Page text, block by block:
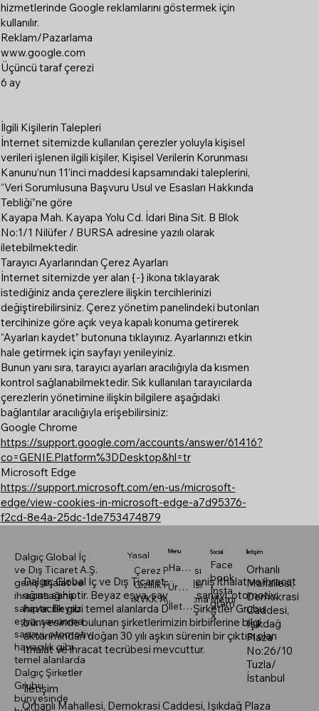
hizmetlerinde Google reklamlarını göstermek için
kullanılır.
Reklam/Pazarlama
www.google.com
Üçüncü taraf çerezi
6 ay
İlgili Kişilerin Talepleri
İnternet sitemizde kullanılan çerezler yoluyla kişisel
verileri işlenen ilgili kişiler, Kişisel Verilerin Korunması
Kanunu’nun 11’inci maddesi kapsamındaki taleplerini,
“Veri Sorumlusuna Başvuru Usul ve Esasları Hakkında
Tebliği”ne göre
Kayapa Mah. Kayapa Yolu Cd. İdari Bina Sit. B Blok
No:1/1 Nilüfer / BURSA adresine yazılı olarak
iletebilmektedir.
Tarayıcı Ayarlarından Çerez Ayarları
İnternet sitemizde yer alan {-} ikona tıklayarak
istediğiniz anda çerezlere ilişkin tercihlerinizi
değiştirebilirsiniz. Çerez yönetim panelindeki butonları
tercihinize göre açık veya kapalı konuma getirerek
“Ayarları kaydet” butonuna tıklayınız. Ayarlarınızı etkin
hale getirmek için sayfayı yenileyiniz.
Bunun yanı sıra, tarayıcı ayarları aracılığıyla da kısmen
kontrol sağlanabilmektedir. Sık kullanılan tarayıcılarda
çerezlerin yönetimine ilişkin bilgilere aşağıdaki
bağlantılar aracılığıyla erişebilirsiniz:
Google Chrome
https://support.google.com/accounts/answer/61416?
co=GENIE.Platform%3DDesktop&hl=tr
Microsoft Edge
https://support.microsoft.com/en-us/microsoft-
edge/view-cookies-in-microsoft-edge-a7d95376-
f2cd-8e4a-25dc-1de753474879
Orhanlı Mahallesi, Demokrasi Caddesi, Işıkdağ Plaza
İletişim
Dalgıç Global İç
ve Dış Ticaret A.Ş.
geniş ithalat ve
ihracat ağına
sahiptir. Beyaz
eşya, savunma
sanayi, otomotiv,
havacılık gibi
temel alanlarda
Dalgıç Şirketler
Grubu
bünyesinde
Dalgıç Global İç ve Dış Ticaret A.Ş. geniş ithalat ve ihracat
ağına sahiptir. Beyaz eşya, savunma sanayi, otomotiv,
havacılık gibi temel alanlarda Dalgıç Şirketler Grubu
bünyesinde bulunan şirketlerimizin birbirlerine bilgi
aktarımından doğan 30 yılı aşkın sürenin bir çıktısı olan
ithalat ve ihracat tecrübesi mevcuttur.
Yasal
Çerez Politikası
Gizlilik Politikası
KVKK Aydınlatma Metni
Menu
Hakkımızda
Ürünler
İletişim
Face
book
Insta
gram
X
Social
Orhanlı
Mahallesi,
Demokrasi
Caddesi,
Işıkdağ
Plaza
No:26/10
Tuzla/
İstanbul
İletişim